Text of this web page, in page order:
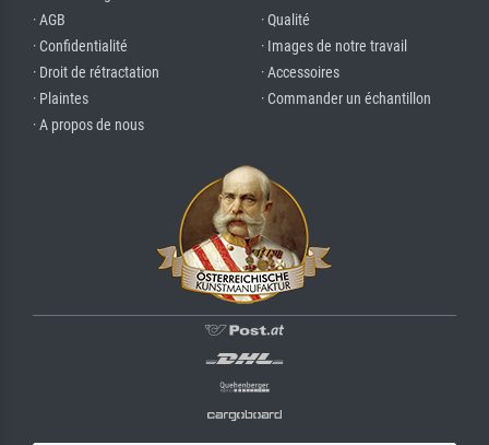
· AGB
· Confidentialité
· Droit de rétractation
· Plaintes
· A propos de nous
· Qualité
· Images de notre travail
· Accessoires
· Commander un échantillon